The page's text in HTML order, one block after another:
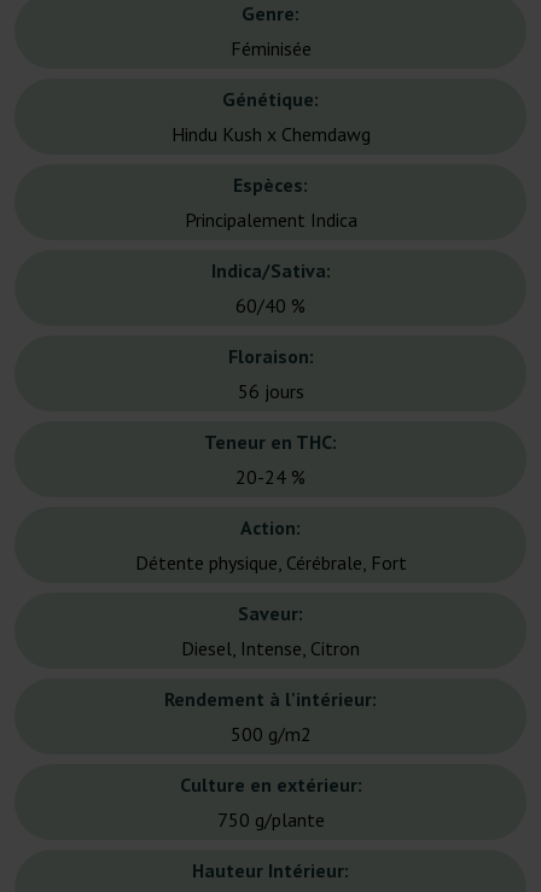
Genre:
Féminisée
Génétique:
Hindu Kush x Chemdawg
Espèces:
Principalement Indica
Indica/Sativa:
60/40 %
Floraison:
56 jours
Teneur en THC:
20-24 %
Action:
Détente physique, Cérébrale, Fort
Saveur:
Diesel, Intense, Citron
Rendement à l'intérieur:
500 g/m2
Culture en extérieur:
750 g/plante
Hauteur Intérieur: